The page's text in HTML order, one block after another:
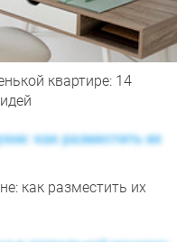
квартире: 14
как разместить их